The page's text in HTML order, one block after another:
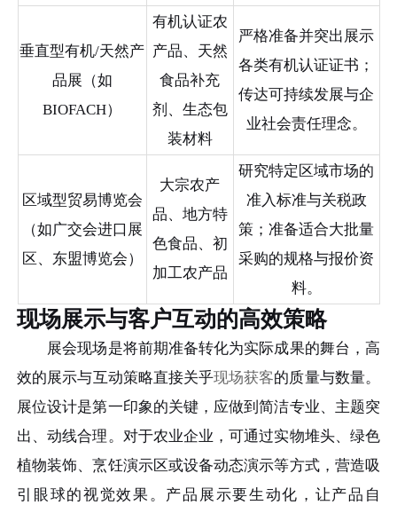
垂直型有机/天然产
品展（如
BIOFACH）
有机认证农
产品、天然
食品补充
剂、生态包
装材料
严格准备并突出展示
各类有机认证证书；
传达可持续发展与企
业社会责任理念。
区域型贸易博览会
（如广交会进口展
区、东盟博览会）
大宗农产
品、地方特
色食品、初
加工农产品
研究特定区域市场的
准入标准与关税政
策；准备适合大批量
采购的规格与报价资
料。
现场展示与客户互动的高效策略
展会现场是将前期准备转化为实际成果的舞台，高
效的展示与互动策略直接关乎现场获客的质量与数量。
展位设计是第一印象的关键，应做到简洁专业、主题突
出、动线合理。对于农业企业，可通过实物堆头、绿色
植物装饰、烹饪演示区或设备动态演示等方式，营造吸
引眼球的视觉效果。产品展示要生动化，让产品自